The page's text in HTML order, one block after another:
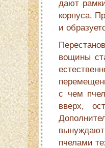
дают
корпуса.
и
вощины
с чем
вверх,
пчелами